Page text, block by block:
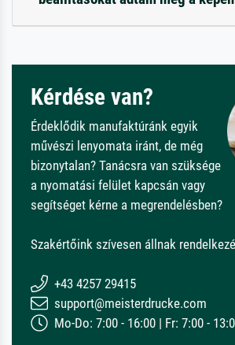
Kérdése van?
Érdeklődik manufaktúránk egyik
művészi lenyomata iránt, de még
bizonytalan? Tanácsra van szüksége
a nyomatási felület kapcsán vagy
segítséget kérne a megrendelésben?
Szakértőink szívesen állnak
+43 4257 29415
support@meisterdrucke.com
Mo-Do: 7:00 - 16:00 | Fr: 7:00 -